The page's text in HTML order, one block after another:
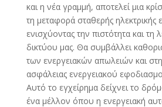
και η νέα γραμμή, αποτελεί μια
τη μεταφορά σταθερής ηλεκτρικής
ενισχύοντας την πιστότητα και τη
δικτύου μας. Θα συμβάλλει
των ενεργειακών απωλειών και
ασφάλειας ενεργειακού
Αυτό το εγχείρημα δείχνει το
ένα μέλλον όπου η ενεργειακή